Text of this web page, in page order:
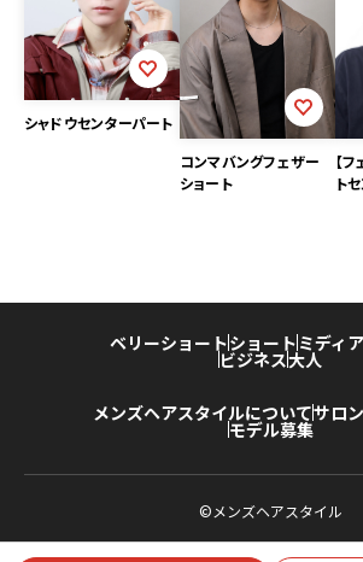
シャドウセンターパート
コンマバングフェザー
ショート
【
ト
ベリーショートショート ミディ
ビジネス大人
メンズヘアスタイルについてサロ
モデル募集
©メンズヘアスタイル